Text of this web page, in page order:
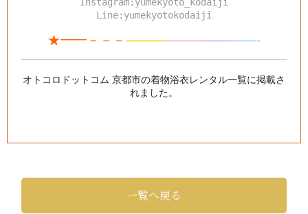
Instagram:yumekyoto_kodaiji
Line:yumekyotokodaiji
★━━－－－ ——————————-
オトコロドットコム 京都市の着物浴衣レンタル一覧に掲載さ
れました。
一覧へ戻る